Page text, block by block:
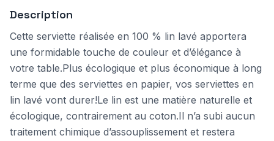
Description
Cette serviette réalisée en 100 % lin lavé apportera
une formidable touche de couleur et d’élégance à
votre table.Plus écologique et plus économique à long
terme que des serviettes en papier, vos serviettes en
lin lavé vont durer!Le lin est une matière naturelle et
écologique, contrairement au coton.Il n’a subi aucun
traitement chimique d’assouplissement et restera